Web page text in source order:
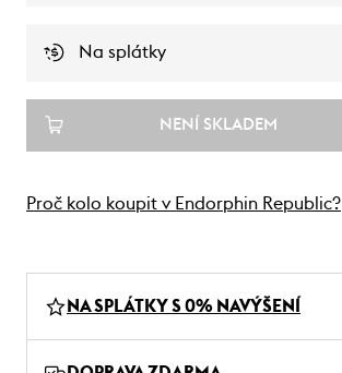
Na splátky
NENÍ SKLADEM
Proč kolo koupit v Endorphin Republic?
NA SPLÁTKY S 0% NAVÝŠENÍ